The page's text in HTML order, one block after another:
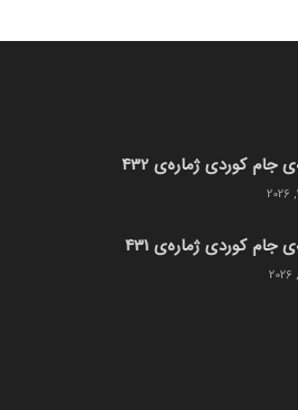
جام کوردی ژمارەی 432
جام کوردی ژمارەی 431